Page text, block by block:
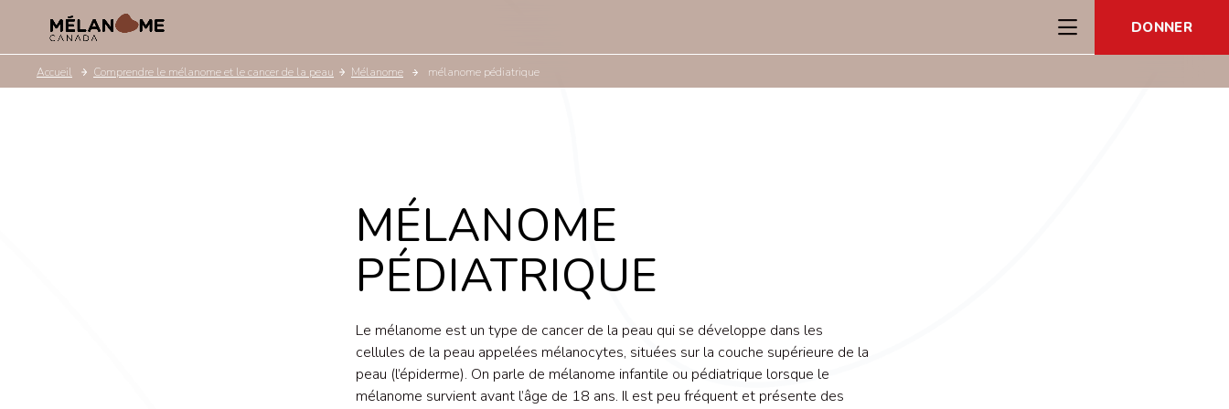
DONNER
Accueil Mélanome
Comprendre le mélanome et le cancer de la peau mélanome pédiatrique
MÉLANOME
PÉDIATRIQUE
Le mélanome est un type de cancer de la peau qui se développe dans les
cellules de la peau appelées mélanocytes, situées sur la couche supérieure de la
peau (l’épiderme). On parle de mélanome infantile ou pédiatrique lorsque le
mélanome survient avant l’âge de 18 ans. Il est peu fréquent et présente des